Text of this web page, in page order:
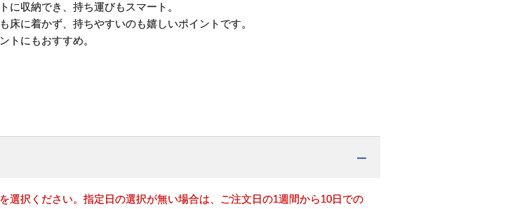
に収納でき、持ち運びもスマート。
に着かず、持ちやすいのも嬉しいポイントです。
トにもおすすめ。
選択ください。指定日の選択が無い場合は、ご注文日の1週間から10日での